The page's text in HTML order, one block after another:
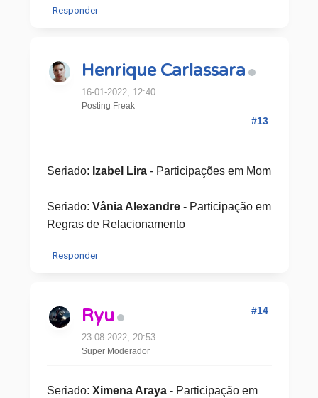
Responder
Henrique Carlassara
16-01-2022, 12:40
Posting Freak
#13
Seriado: Izabel Lira- Participações em Mom
Seriado: Vânia Alexandre - Participação em
Regras de Relacionamento
Responder
Ryu
23-08-2022, 20:53
Super Moderador
#14
Seriado: Ximena Araya- Participação em